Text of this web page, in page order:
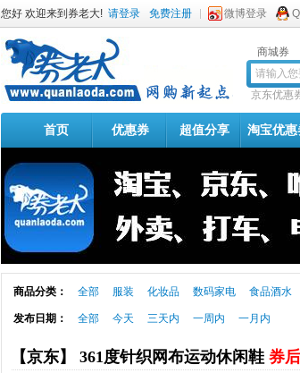
您好 欢迎来到券老大! 请登录 免费注册 微博登录
商城券
京东优惠
首页 优惠券 超值分享 淘宝优惠
商品分类： 全部 服装 化妆品 数码家电 食品酒水
发布日期： 全部 今天 三天内 一周内 一月内
【京东】 361度针织网布运动休闲鞋 券